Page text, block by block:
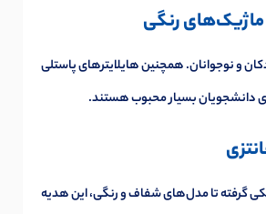
ماژیک‌های رنگی
و نوجوانان. همچنین هایلایترهای پاستلی
دانشجویان بسیار محبوب هستند.
گرفته تا مدل‌های شفاف و رنگی، این هدیه